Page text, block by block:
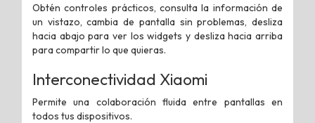
Obtén controles prácticos, consulta la información de
un vistazo, cambia de pantalla sin problemas, desliza
hacia abajo para ver los widgets y desliza hacia arriba
para compartir lo que quieras.
Interconectividad Xiaomi
Permite una colaboración fluida entre pantallas en
todos tus dispositivos.